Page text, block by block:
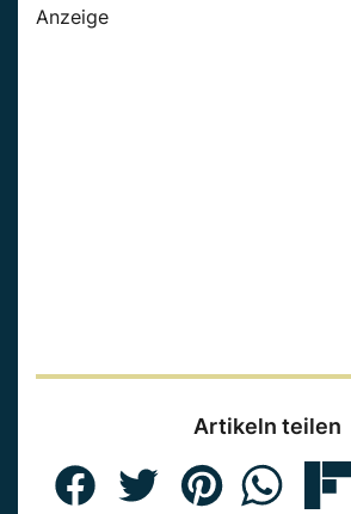
Anzeige
Artikeln teilen